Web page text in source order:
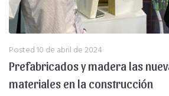
Posted10 de abril de 2024
Prefabricados y madera las
materiales en la construcción